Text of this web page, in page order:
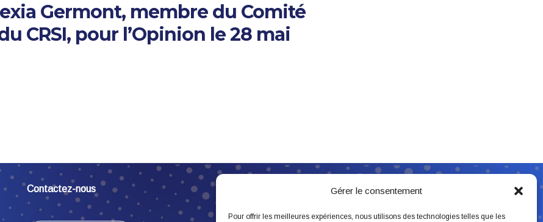
Gérer le consentement
Pour offrir les meilleures expériences, nous utilisons des technologies telles que les
Germont, membre du Comité
CRSI, pour l’Opinion le 28 mai
Contactez-nous